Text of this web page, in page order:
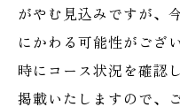
がやむ見込みですが、
にかわる可能性がござ
時にコース状況を確認
掲載いたしますので、